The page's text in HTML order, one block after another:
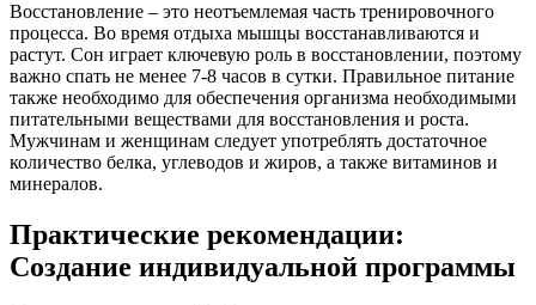
Восстановление – это неотъемлемая часть тренировочного
процесса. Во время отдыха мышцы восстанавливаются и
растут. Сон играет ключевую роль в восстановлении, поэтому
важно спать не менее 7-8 часов в сутки. Правильное питание
также необходимо для обеспечения организма необходимыми
питательными веществами для восстановления и роста.
Мужчинам и женщинам следует употреблять достаточное
количество белка, углеводов и жиров, а также витаминов и
минералов.
Практические рекомендации:
Создание индивидуальной программы